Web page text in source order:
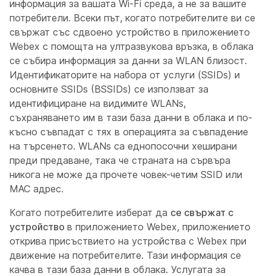
информация за вашата Wi-Fi среда, а не за вашите
потребители. Всеки път, когато потребителите ви се
свържат със сдвоено устройство в приложението
Webex с помощта на ултразвукова връзка, в облака
се събира информация за данни за WLAN близост.
Идентификаторите на набора от услуги (SSIDs) и
основните SSIDs (BSSIDs) се използват за
идентифициране на видимите WLANs,
съхраняването им в тази база данни в облака и по-
късно съвпадат с тях в операцията за съвпадение
на търсенето. WLANs са еднопосочни хеширани
преди предаване, така че страната на сървъра
никога не може да прочете човек-четим SSID или
MAC адрес.
Когато потребителите изберат да се свържат с
устройство в приложението Webex, приложението
открива присъствието на устройства с Webex при
движение на потребителите. Тази информация се
качва в тази база данни в облака. Услугата за